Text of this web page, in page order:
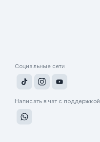
Социальные сети
Написать в чат с поддержкой